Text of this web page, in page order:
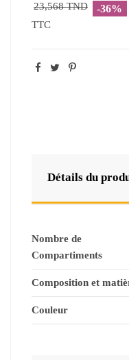
23,568 TND -36%
TTC
Détails du
Nombre de
Compartiments
Composition et
Couleur